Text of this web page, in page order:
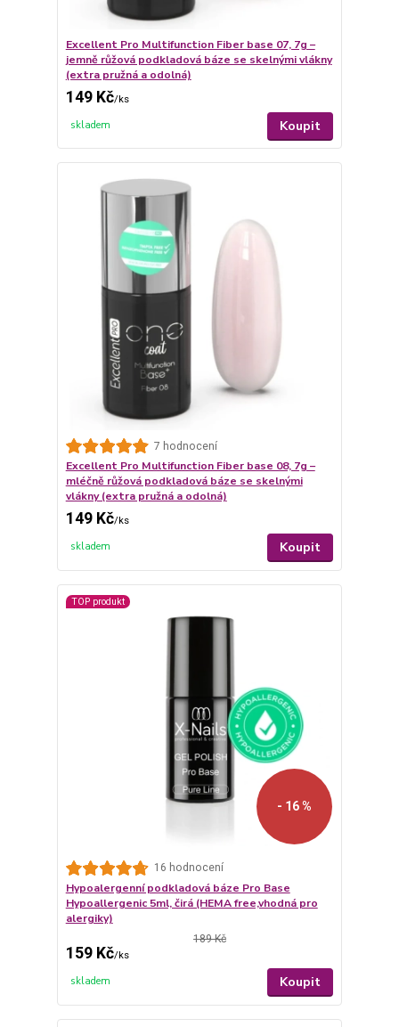
Excellent Pro Multifunction Fiber base 07, 7g –
jemně růžová podkladová báze se skelnými vlákny
(extra pružná a odolná)
149 Kč/ks
skladem Koupit
7 hodnocení
Excellent Pro Multifunction Fiber base 08, 7g –
mléčně růžová podkladová báze se skelnými
vlákny (extra pružná a odolná)
149 Kč/ks
skladem Koupit
TOP produkt
- 16 %
16 hodnocení
Hypoalergenní podkladová báze Pro Base
Hypoallergenic 5ml, čirá (HEMA free,vhodná pro
alergiky)
189 Kč
159 Kč/ks
skladem Koupit